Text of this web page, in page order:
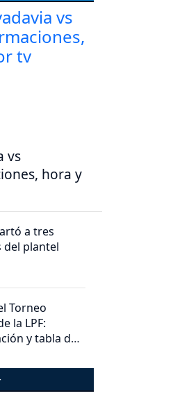
vs
hora y
a tres
del plantel
Torneo
la LPF:
y tabla de